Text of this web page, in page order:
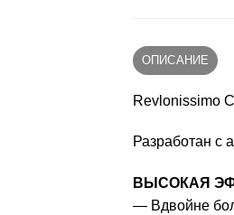
ОПИСАНИЕ
Revlonissimo
Разработан с
ВЫСОКАЯ
— Вдвойне